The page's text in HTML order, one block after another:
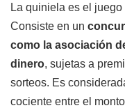
La quiniela es el
Consiste en un
como la asociación
dinero, sujetas a
sorteos. Es
cociente entre el